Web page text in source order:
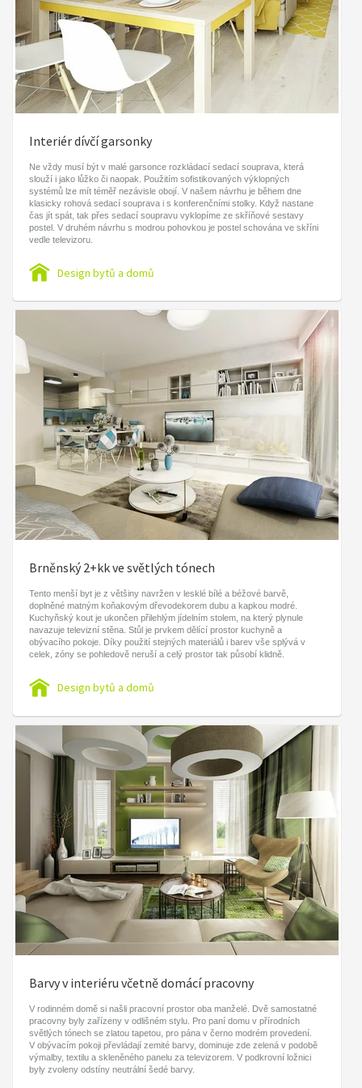
Interiér dívčí garsonky
Ne vždy musí být v malé garsonce rozkládací sedací souprava, která
slouží i jako lůžko či naopak. Použitím sofistikovaných výklopných
systémů lze mít téměř nezávisle obojí. V našem návrhu je během dne
klasicky rohová sedací souprava i s konferenčními stolky. Když nastane
čas jít spát, tak přes sedací soupravu vyklopíme ze skříňové sestavy
postel. V druhém návrhu s modrou pohovkou je postel schována ve skříni
vedle televizoru.
Design bytů a domů
Brněnský 2+kk ve světlých tónech
Tento menší byt je z většiny navržen v lesklé bílé a béžové barvě,
doplněné matným koňakovým dřevodekorem dubu a kapkou modré.
Kuchyňský kout je ukončen přilehlým jídelním stolem, na který plynule
navazuje televizní stěna. Stůl je prvkem dělící prostor kuchyně a
obývacího pokoje. Díky použití stejných materiálů i barev vše splývá v
celek, zóny se pohledově neruší a celý prostor tak působí klidně.
Design bytů a domů
Barvy v interiéru včetně domácí pracovny
V rodinném domě si našli pracovní prostor oba manželé. Dvě samostatné
pracovny byly zařízeny v odlišném stylu. Pro paní domu v přírodních
světlých tónech se zlatou tapetou, pro pána v černo modrém provedení.
V obývacím pokoji převládají zemité barvy, dominuje zde zelená v podobě
výmalby, textilu a skleněného panelu za televizorem. V podkrovní ložnici
byly zvoleny odstíny neutrální šedé barvy.